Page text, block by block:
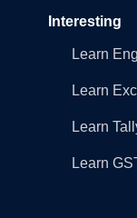
Interesting
Learn
Learn
Learn
Learn